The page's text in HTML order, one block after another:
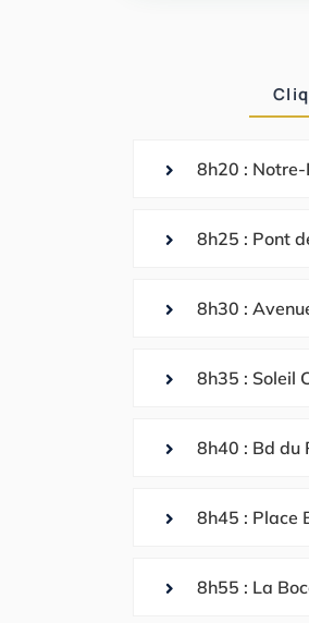
8h20 :
8h25 : Pont
8h30 :
8h35 : Soleil
8h40 : Bd du
8h45 : Place
8h55 : La